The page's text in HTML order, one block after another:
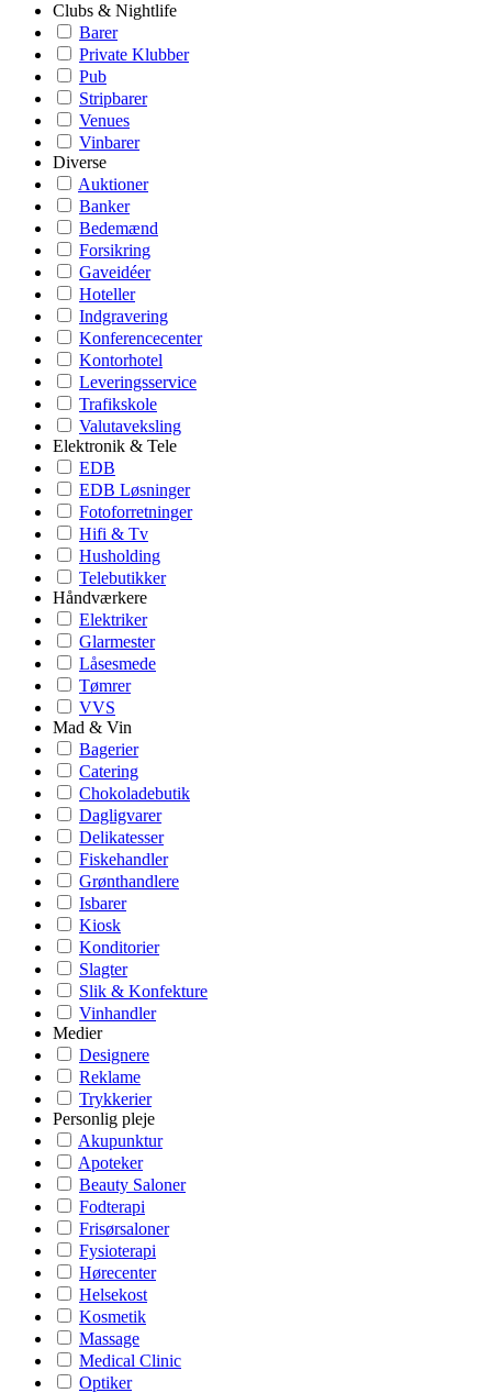
Clubs & Nightlife
Barer
Private Klubber
Pub
Stripbarer
Venues
Vinbarer
Diverse
Auktioner
Banker
Bedemænd
Forsikring
Gaveidéer
Hoteller
Indgravering
Konferencecenter
Kontorhotel
Leveringsservice
Trafikskole
Valutaveksling
Elektronik & Tele
EDB
EDB Løsninger
Fotoforretninger
Hifi & Tv
Husholding
Telebutikker
Håndværkere
Elektriker
Glarmester
Låsesmede
Tømrer
VVS
Mad & Vin
Bagerier
Catering
Chokoladebutik
Dagligvarer
Delikatesser
Fiskehandler
Grønthandlere
Isbarer
Kiosk
Konditorier
Slagter
Slik & Konfekture
Vinhandler
Medier
Designere
Reklame
Trykkerier
Personlig pleje
Akupunktur
Apoteker
Beauty Saloner
Fodterapi
Frisørsaloner
Fysioterapi
Hørecenter
Helsekost
Kosmetik
Massage
Medical Clinic
Optiker